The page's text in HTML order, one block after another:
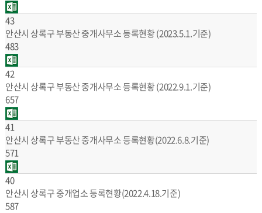
43
안산시 상록구 부동산 중개사무소 등록현황 (2023.5.1.기준)
483
42
안산시 상록구 부동산 중개사무소 등록현황 (2022.9.1.기준)
657
41
안산시 상록구 부동산 중개사무소 등록현황(2022.6.8.기준)
571
40
안산시 상록구 중개업소 등록현황(2022.4.18.기준)
587